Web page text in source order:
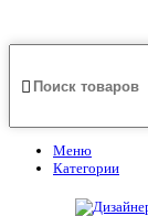
Меню
Категории